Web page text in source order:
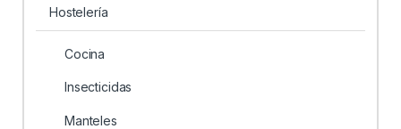
Hostelería
Cocina
Insecticidas
Manteles